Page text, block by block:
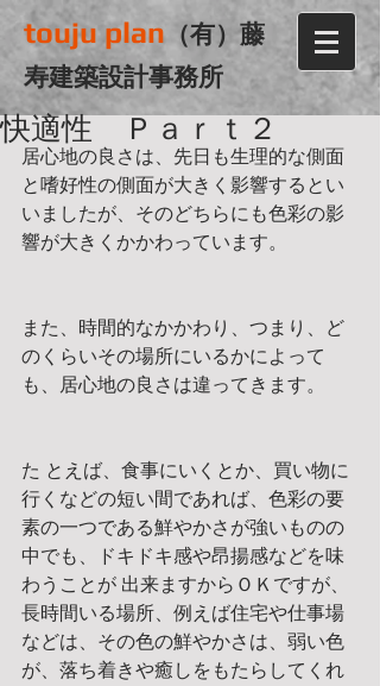
touju plan （有）藤
寿建築設計事務所
快適性 Ｐａｒｔ２
居心地の良さは、先日も生理的な側面
と嗜好性の側面が大きく影響するとい
いましたが、そのどちらにも色彩の影
響が大きくかかわっています。
また、時間的なかかわり、つまり、ど
のくらいその場所にいるかによって
も、居心地の良さは違ってきます。
た とえば、食事にいくとか、買い物に
行くなどの短い間であれば、色彩の要
素の一つである鮮やかさが強いものの
中でも、ドキドキ感や昂揚感などを味
わうことが 出来ますからＯＫですが、
長時間いる場所、例えば住宅や仕事場
などは、その色の鮮やかさは、弱い色
が、落ち着きや癒しをもたらしてくれ